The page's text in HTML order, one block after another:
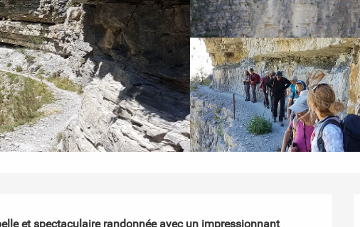
et spectaculaire randonnée avec un impressionnant